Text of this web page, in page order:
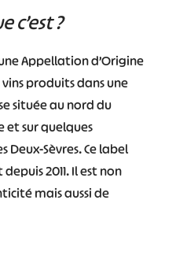
c’est ?
Appellation d’Origine
produits dans une
située au nord du
sur quelques
Sèvres. Ce label
2011. Il est non
mais aussi de